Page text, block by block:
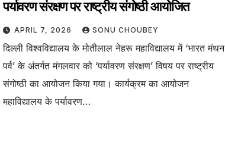
पर्यावरण संरक्षण पर राष्ट्रीय संगोष्ठी आयोजित
APRIL 7, 2026 SONU CHOUBEY
दिल्ली विश्वविद्यालय के मोतीलाल नेहरू महाविद्यालय में ‘भारत मंथन
पर्व’ के अंतर्गत मंगलवार को ‘पर्यावरण संरक्षण’ विषय पर राष्ट्रीय
संगोष्ठी का आयोजन किया गया। कार्यक्रम का आयोजन
महाविद्यालय के पर्यावरण…